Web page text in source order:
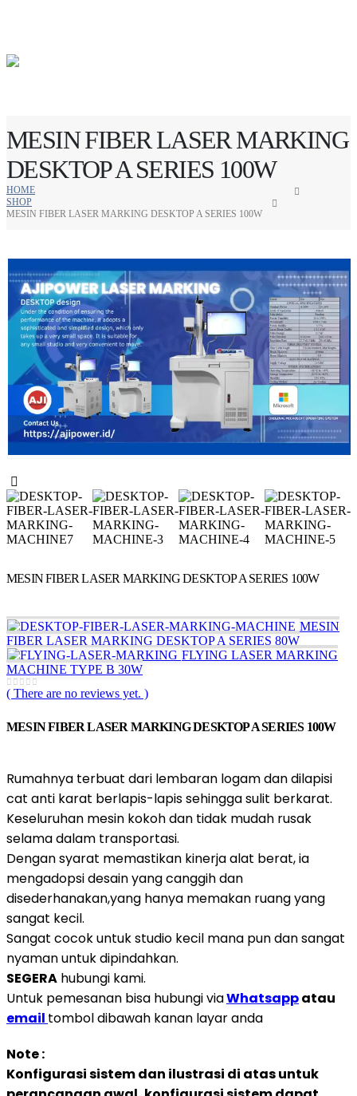
MESIN FIBER LASER MARKING
DESKTOP A SERIES 100W
HOME
SHOP
MESIN FIBER LASER MARKING DESKTOP A SERIES 100W
MESIN FIBER LASER MARKING DESKTOP A SERIES 100W
MESIN
FIBER LASER MARKING DESKTOP A SERIES 80W
FLYING LASER MARKING
MACHINE TYPE B 30W
0 out of 5
( There are no reviews yet. )
MESIN FIBER LASER MARKING DESKTOP A SERIES 100W
Rumahnya terbuat dari lembaran logam dan dilapisi
cat anti karat berlapis-lapis sehingga sulit berkarat.
Keseluruhan mesin kokoh dan tidak mudah rusak
selama dalam transportasi.
Dengan syarat memastikan kinerja alat berat, ia
mengadopsi desain yang canggih dan
disederhanakan,yang hanya memakan ruang yang
sangat kecil.
Sangat cocok untuk studio kecil mana pun dan sangat
nyaman untuk dipindahkan.
SEGERA hubungi kami.
Untuk pemesanan bisa hubungi viaWhatsappatau
email tombol dibawah kanan layar anda
Note :
Konfigurasi sistem dan ilustrasi di atas untuk